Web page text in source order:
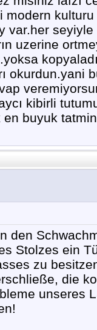
modern
var.her
uzerine
okurdun.yani
kibirli
en buyuk
den
Stolzes ein
zu
die
unseres